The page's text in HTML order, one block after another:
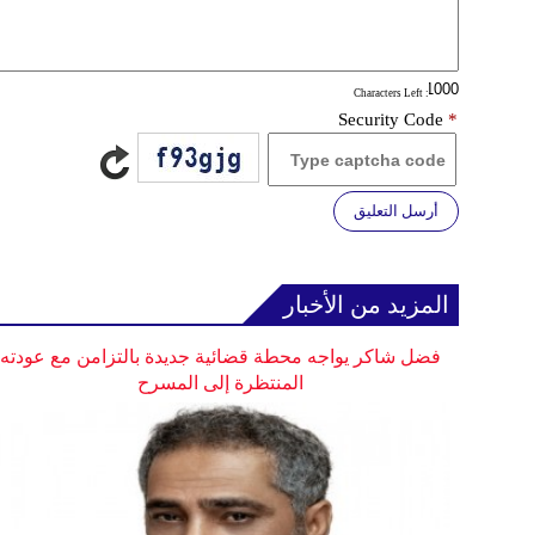
: Characters Left
Security Code *
أرسل التعليق
المزيد من الأخبار
فضل شاكر يواجه محطة قضائية جديدة بالتزامن مع عودته
المنتظرة إلى المسرح